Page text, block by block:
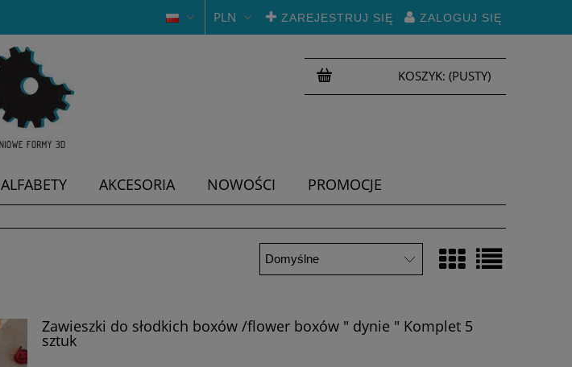
ZAREJESTRUJ SIĘ ZALOGUJ SIĘ
PLN
KOSZYK: (PUSTY)
ALFABETY AKCESORIA NOWOŚCI
PROMOCJE
Zawieszki do słodkich boxów /flower boxów " dynie " Komplet 5
sztuk